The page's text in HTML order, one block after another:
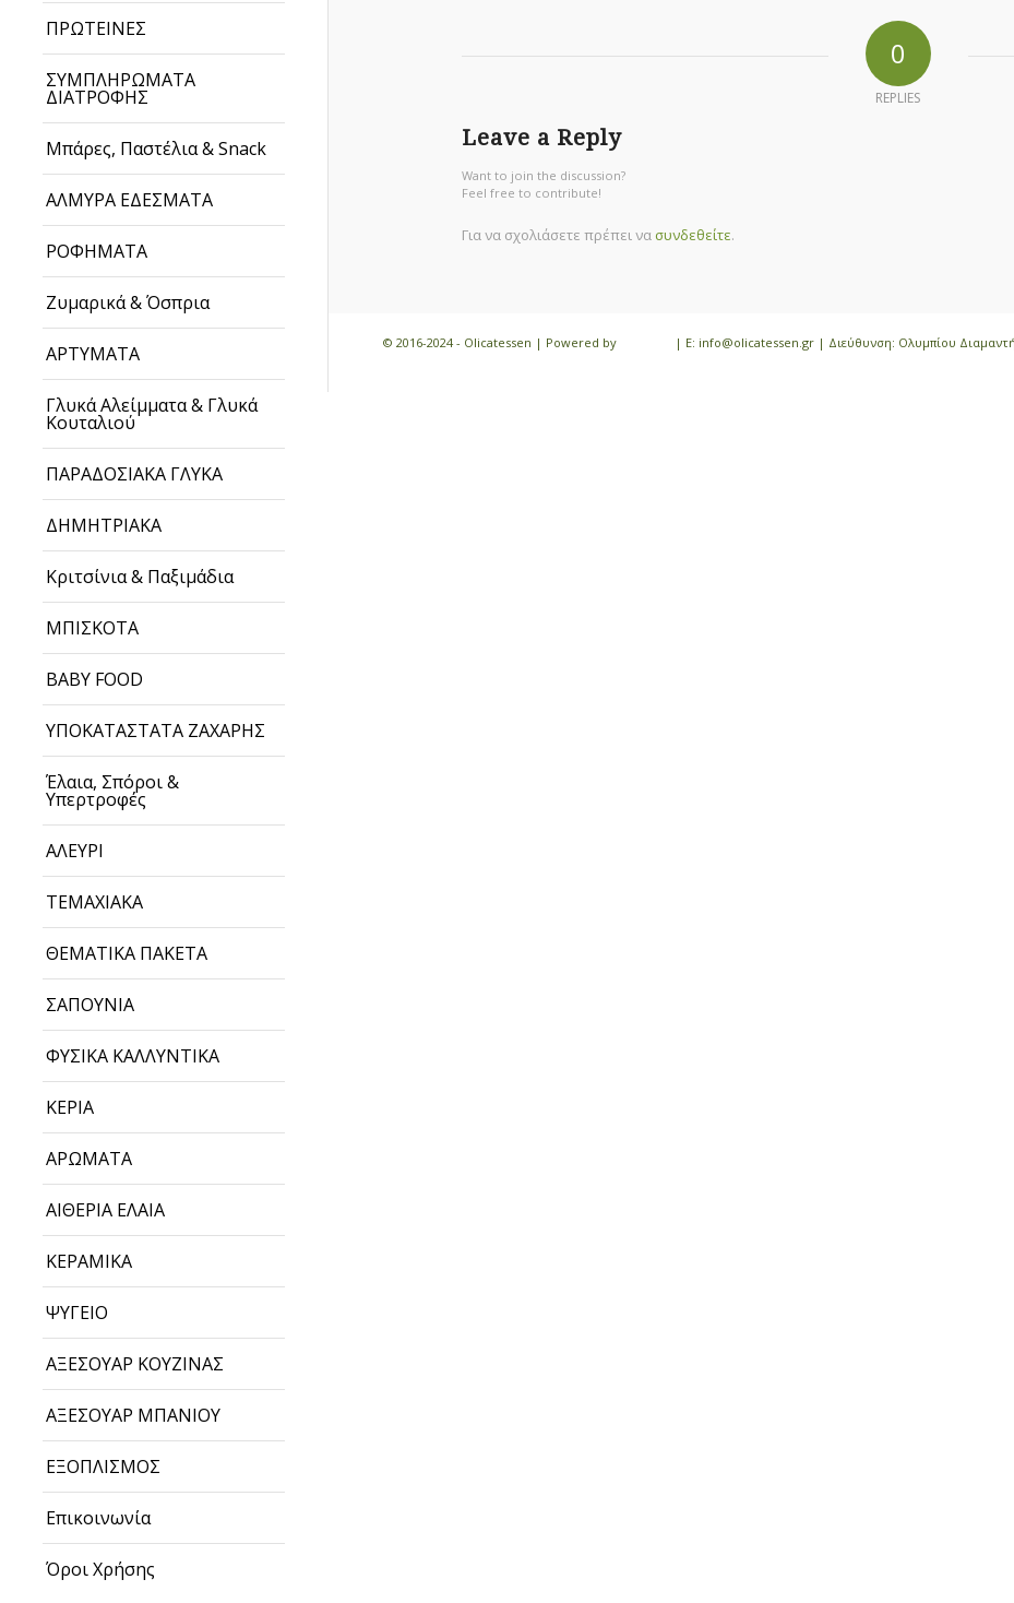
ΠΡΩΤΕΙΝΕΣ
ΣΥΜΠΛΗΡΩΜΑΤΑ
ΔΙΑΤΡΟΦΗΣ
Μπάρες, Παστέλια & Snack
ΑΛΜΥΡΑ ΕΔΕΣΜΑΤΑ
ΡΟΦΗΜΑΤΑ
Ζυμαρικά & Όσπρια
ΑΡΤΥΜΑΤΑ
Γλυκά Αλείμματα & Γλυκά
Κουταλιού
ΠΑΡΑΔΟΣΙΑΚΑ ΓΛΥΚΑ
ΔΗΜΗΤΡΙΑΚΑ
Κριτσίνια & Παξιμάδια
ΜΠΙΣΚΟΤΑ
BABY FOOD
ΥΠΟΚΑΤΑΣΤΑΤΑ ΖΑΧΑΡΗΣ
Έλαια, Σπόροι &
Υπερτροφές
ΑΛΕΥΡΙ
ΤΕΜΑΧΙΑΚΑ
ΘΕΜΑΤΙΚΑ ΠΑΚΕΤΑ
ΣΑΠΟΥΝΙΑ
ΦΥΣΙΚΑ ΚΑΛΛΥΝΤΙΚΑ
ΚΕΡΙΑ
ΑΡΩΜΑΤΑ
ΑΙΘΕΡΙΑ ΕΛΑΙΑ
ΚΕΡΑΜΙΚΑ
ΨΥΓΕΙΟ
ΑΞΕΣΟΥΑΡ ΚΟΥΖΙΝΑΣ
ΑΞΕΣΟΥΑΡ ΜΠΑΝΙΟΥ
ΕΞΟΠΛΙΣΜΟΣ
Επικοινωνία
Όροι Χρήσης
0
REPLIES
Leave a Reply
Want to join the discussion?
Feel free to contribute!
Για να σχολιάσετε πρέπει νασυνδεθείτε.
© 2016-2024 - Olicatessen | Powered by | E: info@olicatessen.gr | Διεύθυνση: Ολυμπίου